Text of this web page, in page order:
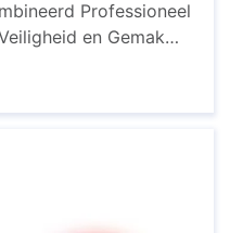
Professioneel
en Gemak
investering voor
of bedrijf. Met de
van vandaag de dag
een hoog
zonder de
bedrading.